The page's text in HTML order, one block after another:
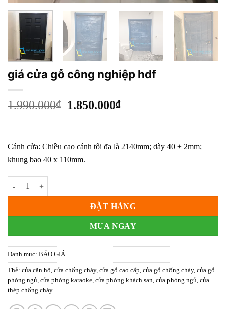
giá cửa gỗ công nghiệp hdf
1.990.000₫
Giá
1.990.000₫.
1.850.000₫Giá
là:
1.850.000₫.
Cánh cửa: Chiều cao cánh tối đa là 2140mm; dày 40 ± 2mm;
khung bao 40 x 110mm.
ĐẶT HÀNG
MUA NGAY
Danh mục: BÁO GIÁ
Thẻ: cửa căn hộ, cửa chống cháy, cửa gỗ cao cấp, cửa gỗ chống cháy, cửa gỗ
phòng ngủ, cửa phòng karaoke, cửa phòng khách sạn, cửa phòng ngủ, cửa
thép chống cháy